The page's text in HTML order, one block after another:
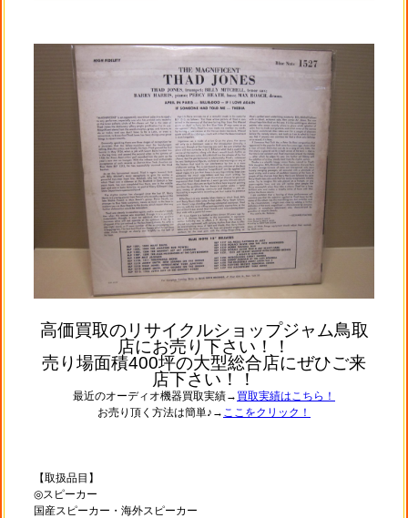
高価買取のリサイクルショップジャム鳥取
店にお売り下さい！！
売り場面積400坪の大型総合店にぜひご来
店下さい！！
最近のオーディオ機器買取実績→ 買取実績はこちら！
お売り頂く方法は簡単♪→ ここをクリック！
【取扱品目】
◎スピーカー
国産スピーカー・海外スピーカー